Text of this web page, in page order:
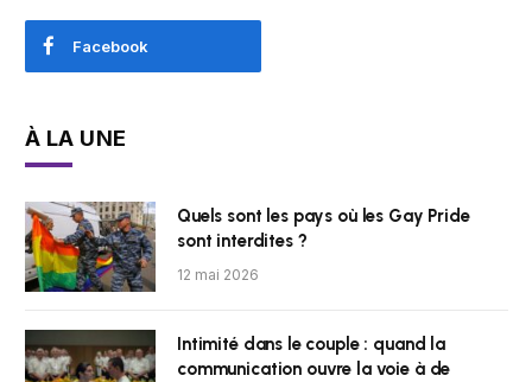
Facebook
À LA UNE
Quels sont les pays où les Gay Pride
sont interdites ?
12 mai 2026
Intimité dans le couple : quand la
communication ouvre la voie à de